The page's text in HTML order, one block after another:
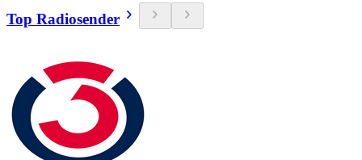
Top Radiosender